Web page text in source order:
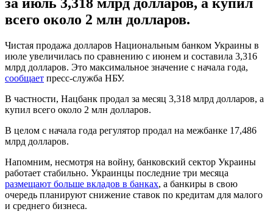
всего около 2 млн долларов.
Чистая продажа долларов Национальным банком Украины в
июле увеличилась по сравнению с июнем и составила 3,316
млрд долларов. Это максимальное значение с начала года,
сообщает пресс-служба НБУ.
В частности, Нацбанк продал за месяц 3,318 млрд долларов, а
купил всего около 2 млн долларов.
В целом с начала года регулятор продал на межбанке 17,486
млрд долларов.
Напомним, несмотря на войну, банковский сектор Украины
работает стабильно. Украинцы последние три месяца
размещают больше вкладов в банках, а банкиры в свою
очередь планируют снижение ставок по кредитам для малого
и среднего бизнеса.